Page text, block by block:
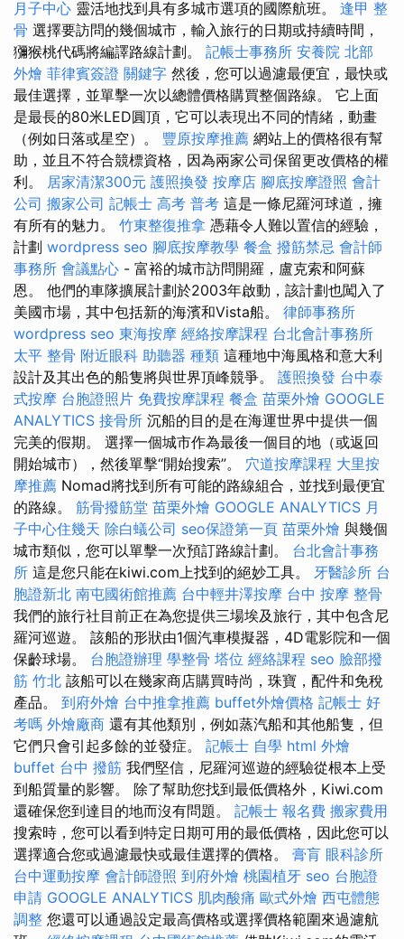
月子中心 靈活地找到具有多城市選項的國際航班。 逢甲 整
骨 選擇要訪問的幾個城市，輸入旅行的日期或持續時間，
獼猴桃代碼將編譯路線計劃。 記帳士事務所 安養院 北部
外燴 菲律賓簽證 關鍵字 然後，您可以過濾最便宜，最快或
最佳選擇，並單擊一次以總體價格購買整個路線。 它上面
是最長的80米LED圓頂，它可以表現出不同的情緒，動畫
（例如日落或星空）。 豐原按摩推薦 網站上的價格很有幫
助，並且不符合競標資格，因為兩家公司保留更改價格的權
利。 居家清潔300元 護照換發 按摩店 腳底按摩證照 會計
公司 搬家公司 記帳士 高考 普考 這是一條尼羅河球道，擁
有所有的魅力。 竹東整復推拿 憑藉令人難以置信的經驗，
計劃 wordpress seo 腳底按摩教學 餐盒 撥筋禁忌 會計師
事務所 會議點心 - 富裕的城市訪問開羅，盧克索和阿蘇
恩。 他們的車隊擴展計劃於2003年啟動，該計劃也闖入了
美國市場，其中包括新的海濱和Vista船。 律師事務所
wordpress seo 東海按摩 經絡按摩課程 台北會計事務所
太平 整骨 附近眼科 助聽器 種類 這種地中海風格和意大利
設計及其出色的船隻將與世界頂峰競爭。 護照換發 台中泰
式按摩 台胞證照片 免費按摩課程 餐盒 苗栗外燴 GOOGLE
ANALYTICS 接骨所 沉船的目的是在海運世界中提供一個
完美的假期。 選擇一個城市作為最後一個目的地（或返回
開始城市），然後單擊“開始搜索”。 穴道按摩課程 大里按
摩推薦 Nomad將找到所有可能的路線組合，並找到最便宜
的路線。 筋骨撥筋堂 苗栗外燴 GOOGLE ANALYTICS 月
子中心住幾天 除白蟻公司 seo保證第一頁 苗栗外燴 與幾個
城市類似，您可以單擊一次預訂路線計劃。 台北會計事務
所 這是您只能在kiwi.com上找到的絕妙工具。 牙醫診所 台
胞證新北 南屯國術館推薦 台中輕井澤按摩 台中 按摩 整骨
我們的旅行社目前正在為您提供三場埃及旅行，其中包含尼
羅河巡遊。 該船的形狀由1個汽車模擬器，4D電影院和一個
保齡球場。 台胞證辦理 學整骨 塔位 經絡課程 seo 臉部撥
筋 竹北 該船可以在幾家商店購買時尚，珠寶，配件和免稅
產品。 到府外燴 台中推拿推薦 buffet外燴價格 記帳士 好
考嗎 外燴廠商 還有其他類別，例如蒸汽船和其他船隻，但
它們只會引起多餘的並發症。 記帳士 自學 html 外燴
buffet 台中 撥筋 我們堅信，尼羅河巡遊的經驗從根本上受
到船質量的影響。 除了幫助您找到最低價格外，Kiwi.com
還確保您到達目的地而沒有問題。 記帳士 報名費 搬家費用
搜索時，您可以看到特定日期可用的最低價格，因此您可以
選擇適合您或過濾最快或最佳選擇的價格。 膏肓 眼科診所
台中運動按摩 會計師證照 到府外燴 桃園植牙 seo 台胞證
申請 GOOGLE ANALYTICS 肌肉酸痛 歐式外燴 西屯體態
調整 您還可以通過設定最高價格或選擇價格範圍來過濾航